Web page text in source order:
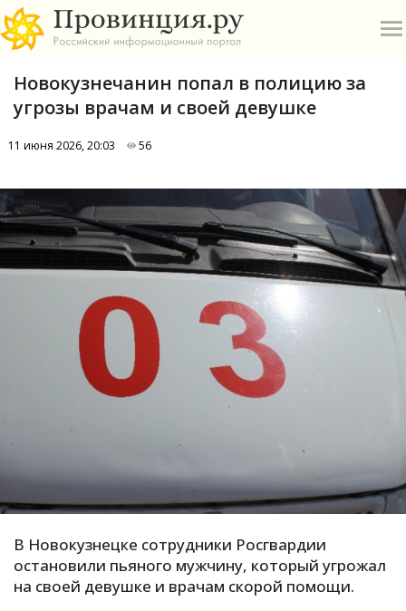
А
И
К
О
П
Новокузнечанин попал в полицию за
угрозы врачам и своей девушке
11 июня 2026, 20:03 56
В Новокузнецке сотрудники Росгвардии
остановили пьяного мужчину, который угрожал
на своей девушке и врачам скорой помощи.